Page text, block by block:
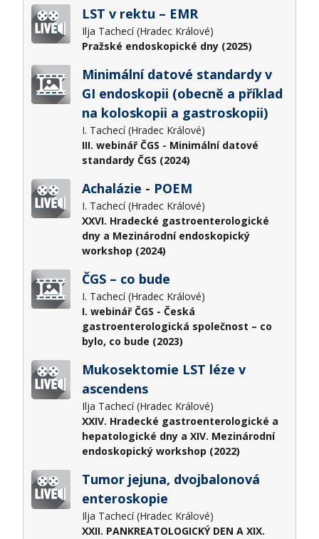
LST v rektu – EMR
Ilja Tachecí (Hradec Králové)
Pražské endoskopické dny (2025)
Minimální datové standardy v
GI endoskopii (obecně a příklad
na koloskopii a gastroskopii)
I. Tachecí (Hradec Králové)
III. webinář ČGS - Minimální datové
standardy ČGS (2024)
Achalázie - POEM
I. Tachecí (Hradec Králové)
XXVI. Hradecké gastroenterologické
dny a Mezinárodní endoskopický
workshop (2024)
ČGS – co bude
I. Tachecí (Hradec Králové)
I. webinář ČGS - Česká
gastroenterologická společnost – co
bylo, co bude (2023)
Mukosektomie LST léze v
ascendens
Ilja Tachecí (Hradec Králové)
XXIV. Hradecké gastroenterologické a
hepatologické dny a XIV. Mezinárodní
endoskopický workshop (2022)
Tumor jejuna, dvojbalonová
enteroskopie
Ilja Tachecí (Hradec Králové)
XXII. PANKREATOLOGICKÝ DEN A XIX.